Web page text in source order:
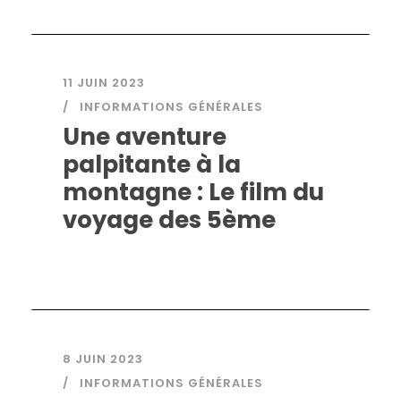
11 JUIN 2023
INFORMATIONS GÉNÉRALES
Une aventure
palpitante à la
montagne : Le film du
voyage des 5ème
8 JUIN 2023
INFORMATIONS GÉNÉRALES